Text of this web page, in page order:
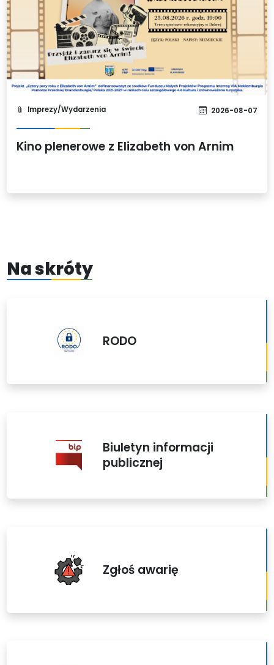
Imprezy/Wydarzenia 2026-08-07
Kino plenerowe z Elizabeth von Arnim
Na skróty
RODO
Biuletyn informacji
publicznej
Zgłoś awarię